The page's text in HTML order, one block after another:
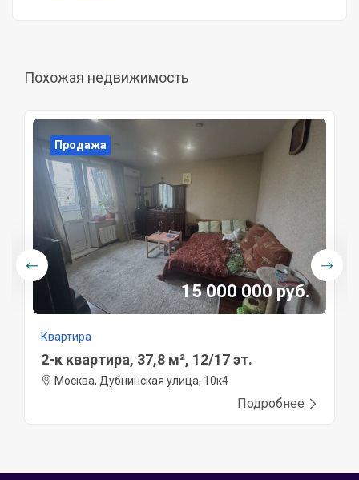
Похожая недвижимость
Продажа
15 000 000 руб.
Квартира
2-к квартира, 37,8 м², 12/17 эт.
Москва, Дубнинская улица, 10к4
Подробнее